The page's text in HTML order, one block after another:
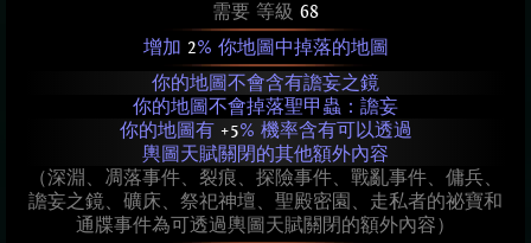
需要 等級 68
增加 2% 你地圖中掉落的地圖
你的地圖不會含有譫妄之鏡
你的地圖不會掉落聖甲蟲：譫妄
你的地圖有 +5% 機率含有可以透過
輿圖天賦關閉的其他額外內容
（深淵、凋落事件、裂痕、探險事件、戰亂事件、傭兵、
譫妄之鏡、礦床、祭祀神壇、聖殿密園、走私者的祕寶和
通牒事件為可透過輿圖天賦關閉的額外內容）